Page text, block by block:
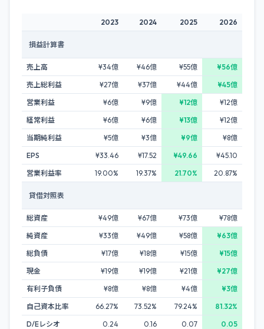
2023 2024 2025 2026
損益計算書
売上高 ¥34億 ¥46億 ¥55億
¥56億
売上総利益
¥27億 ¥37億 ¥44億
¥45億
営業利益
¥6億 ¥9億 ¥12億
¥12億
経常利益
¥6億 ¥6億 ¥13億
¥12億
当期純利益
¥5億 ¥3億 ¥9億
¥8億
EPS
¥33.46 ¥17.52 ¥49.66
¥45.10
営業利益率
19.00% 19.37% 21.70% 20.87%
貸借対照表
総資産 ¥49億 ¥67億 ¥73億
¥78億
純資産
¥33億 ¥49億 ¥58億
¥63億
総負債
¥17億 ¥18億 ¥15億
¥15億
現金
¥19億 ¥19億 ¥21億
¥27億
有利子負債
¥8億 ¥8億 ¥4億
¥3億
自己資本比率
66.27% 73.52% 79.24%
81.32%
D/Eレシオ
0.24 0.16 0.07 0.05